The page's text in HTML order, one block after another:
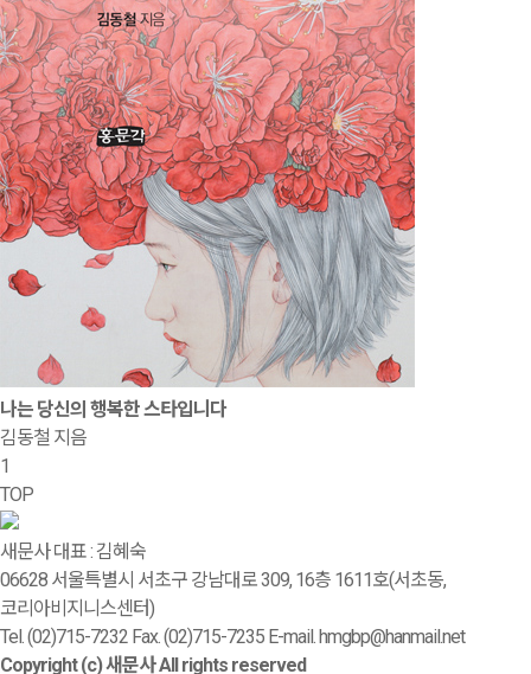
나는 당신의 행복한 스타입니다
김동철 지음
1
TOP
새문사 대표 : 김혜숙
06628 서울특별시 서초구 강남대로 309, 16층 1611호(서초동,
코리아비지니스센터)
Tel. (02)715-7232 Fax. (02)715-7235 E-mail. hmgbp@hanmail.net
Copyright (c) 새문사 All rights reserved